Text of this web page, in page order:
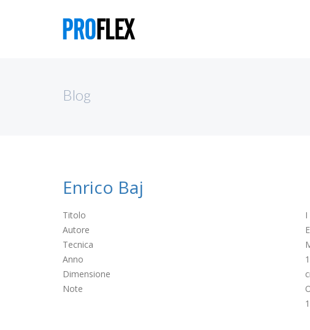
Blog
Enrico Baj
Titolo
I
Autore
Tecnica
Anno
Dimensione
Note